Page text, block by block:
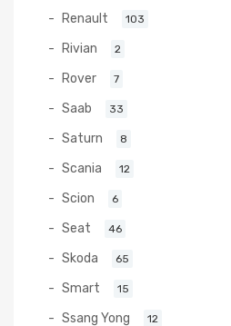
Renault 103
Rivian 2
Rover 7
Saab 33
Saturn 8
Scania 12
Scion 6
Seat 46
Skoda 65
Smart 15
Ssang Yong 12